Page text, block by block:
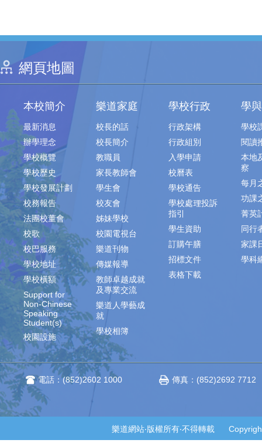
網頁地圖
本校簡介
最新消息
辦學理念
學校概覽
學校歷史
學校發展計劃
校務報告
法團校董會
校歌
校巴服務
學校地址
學校橫額
Support for
Non-Chinese
Speaking
Student(s)
校園設施
樂道家庭
校長的話
校長簡介
教職員
家長教師會
學生會
校友會
姊妹學校
校園電視台
樂道刊物
傳媒報導
教師卓越成就
及專業交流
樂道人學藝成
就
學校相簿
學校行政
行政架構
行政組別
入學申請
校曆表
學校通告
學校處理投訴
指引
學生資助
訂購午膳
招標文件
表格下載
學
學校
閱讀
本地
察
每月
功課
菁英
同行
家課
學科
電話：(852)2602 1000 傳真：(852)2692 7712
樂道網站‧版權所有‧不得轉載